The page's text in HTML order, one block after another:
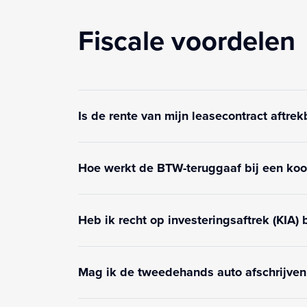
Fiscale voordelen
Is de rente van mijn leasecontract
Hoe werkt de BTW-teruggaaf bij een
Heb ik recht op investeringsaftrek (KIA)
Mag ik de tweedehands auto